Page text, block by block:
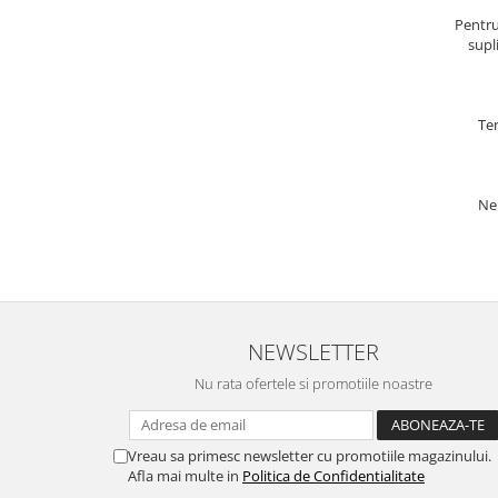
NEWSLETTER
Nu rata ofertele si promotiile noastre
Vreau sa primesc newsletter cu promotiile magazinului.
Afla mai multe in Politica de Confidentialitate